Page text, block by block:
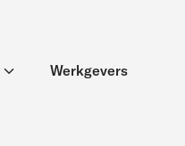
Werkgevers